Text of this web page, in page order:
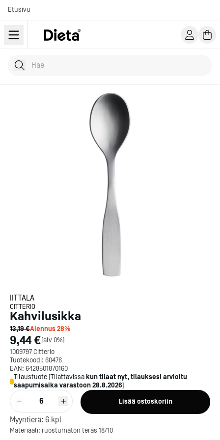
Etusivu
Hae tuotteita
Kirjoita hakusana...
IITTALA
CITTERIO
Kahvilusikka
13,19 €Alennus28%
9,44 €[alv 0%]
1009797 Citterio
Tuotekoodi: 60476
EAN: 6428501870160
Tilaustuote [Tilattavissa kun tilaat nyt, tilauksesi arvioitu
saapumisaika varastoon28.8.2026]
6 Lisää ostoskoriin
Myyntierä: 6 kpl
Materiaali: ruostumaton teräs 18/10
Kotipizza on vuonna 1987
perustettu yritys, jolla on yli
300 ravintolaa eri puolella
Suomea. Dieta on tehnyt